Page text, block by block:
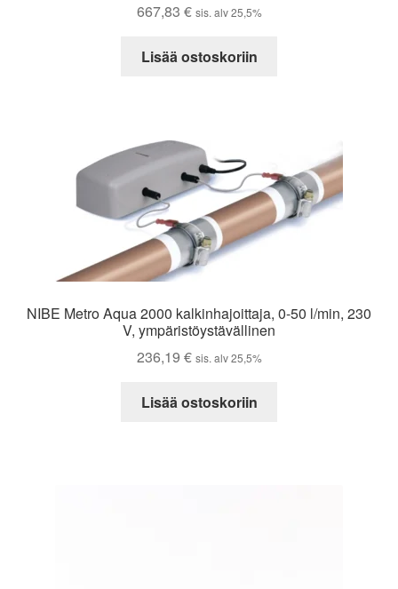
667,83 € sis. alv 25,5%
Lisää ostoskoriin
NIBE Metro Aqua 2000 kalkinhajoittaja, 0-50 l/min, 230
V, ympäristöystävällinen
236,19 € sis. alv 25,5%
Lisää ostoskoriin